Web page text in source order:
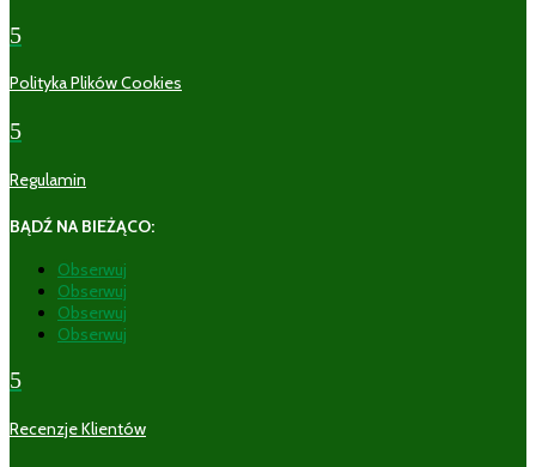
5
Polityka Plików Cookies
5
Regulamin
BĄDŹ NA BIEŻĄCO:
Obserwuj
Obserwuj
Obserwuj
Obserwuj
5
Recenzje Klientów